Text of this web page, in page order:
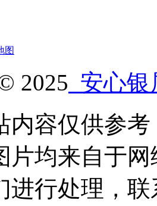
图
2025 安心银
内容仅供参
片均来自于
进行处理，